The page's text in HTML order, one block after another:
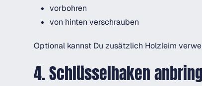
vorbohren
von hinten verschrauben
Optional kannst Du zusätzlich Holzleim
4. Schlüsselhaken